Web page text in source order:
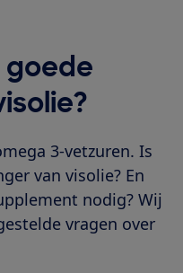
goede
3-vetzuren. Is
van visolie? En
nodig? Wij
vragen over